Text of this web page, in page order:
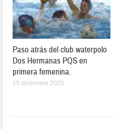
Paso atrás del club waterpolo
Dos Hermanas PQS en
primera femenina.
15 diciembre 2025